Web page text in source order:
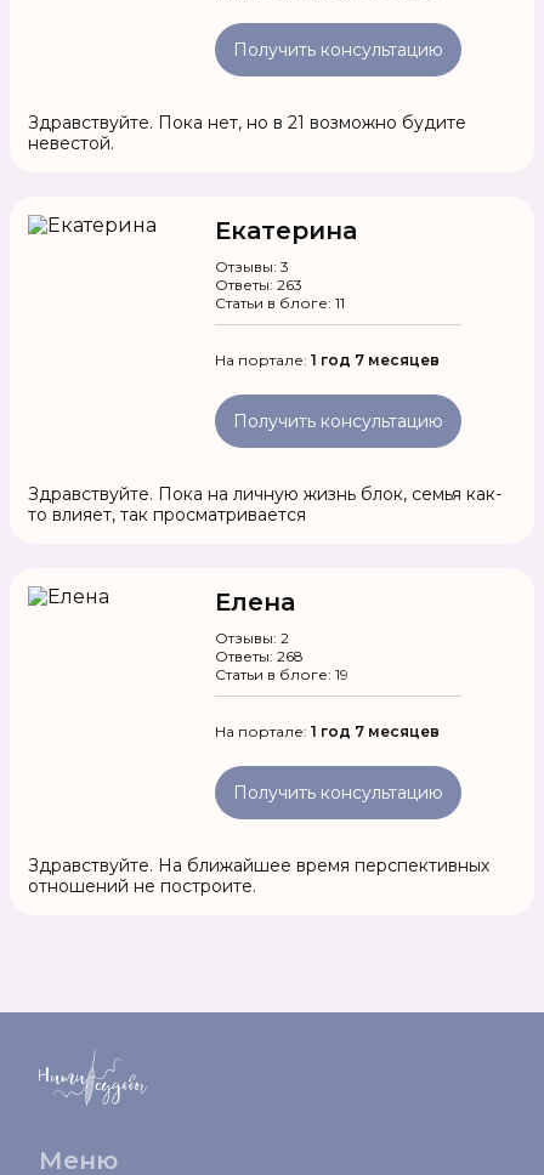
Получить консультацию
Здравствуйте. Пока нет, но в 21 возможно будите
невестой.
Екатерина
Отзывы: 3
Ответы: 263
Статьи в блоге: 11
На портале: 1 год 7 месяцев
Получить консультацию
Здравствуйте. Пока на личную жизнь блок, семья как-
то влияет, так просматривается
Елена
Отзывы: 2
Ответы: 268
Статьи в блоге: 19
На портале: 1 год 7 месяцев
Получить консультацию
Здравствуйте. На ближайшее время перспективных
отношений не построите.
Меню